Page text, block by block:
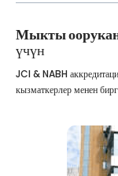
Мыкты
үчүн
JCI & NABH
кызматкерлер менен